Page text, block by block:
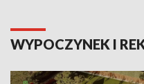
WYPOCZYNEK I